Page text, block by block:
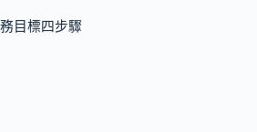
目標四步驟